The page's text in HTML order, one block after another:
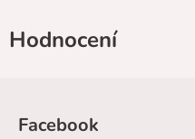
Hodnocení
Facebook